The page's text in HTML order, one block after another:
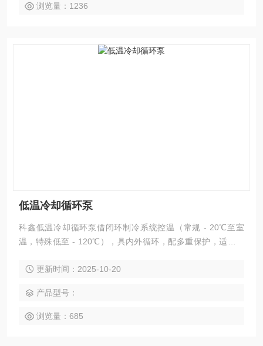
浏览量：1236
低温冷却循环泵
科鑫低温冷却循环泵借闭环制冷系统控温（常规 - 20℃至室
温，特殊低至 - 120℃），具内外循环，配多重保护，适配多
定。 更新时间：2025-10-20
产品型号：
浏览量：685